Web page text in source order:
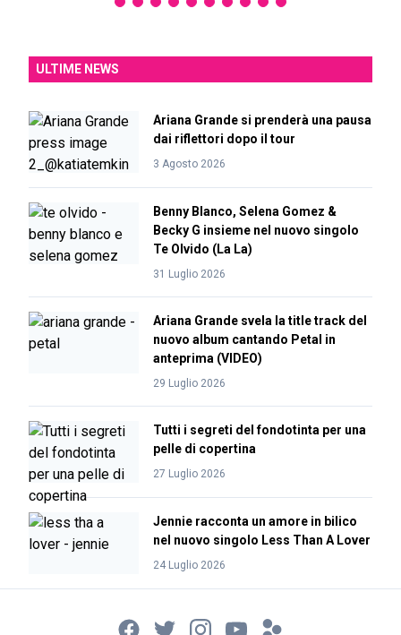
ULTIME NEWS
Ariana Grande si prenderà una pausa
dai riflettori dopo il tour
3 Agosto 2026
Benny Blanco, Selena Gomez &
Becky G insieme nel nuovo singolo
Te Olvido (La La)
31 Luglio 2026
Ariana Grande svela la title track del
nuovo album cantando Petal in
anteprima (VIDEO)
29 Luglio 2026
Tutti i segreti del fondotinta per una
pelle di copertina
27 Luglio 2026
Jennie racconta un amore in bilico
nel nuovo singolo Less Than A Lover
24 Luglio 2026